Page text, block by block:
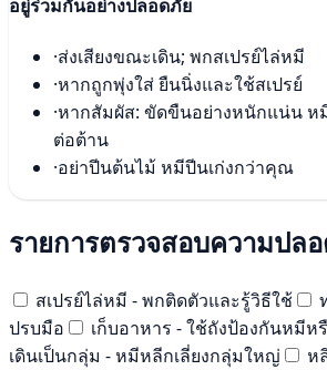
อยู่ร่วมกันอย่างปลอดภัย
·ส่งเสียงขณะเดิน; พกสเปรย์ไล่หมี
·หากถูกพุ่งใส่ ยืนนิ่งและใช้สเปรย์
·หากสัมผัส: ขัดขืนอย่างหนักแน่น ห
ต่อต้าน
·อย่าปีนต้นไม้ หมีปีนเก่งกว่าคุณ
รายการตรวจสอบความปล
สเปรย์ไล่หมี - พกติดตัวและรู้วิธีใช้
ปรบมือ
เก็บอาหาร - ใช้ถังป้องกันหมี
เดินเป็นกลุ่ม - หมีหลีกเลี่ยงกลุ่มใหญ่
ห